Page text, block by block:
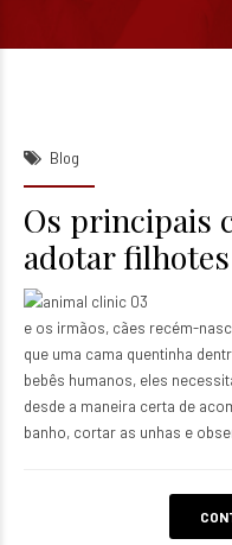
Blog
Os principais
adotar filhotes
e os irmãos, cães recém-
que uma cama quentinha
bebês humanos, eles
desde a maneira certa de
banho, cortar as unhas e